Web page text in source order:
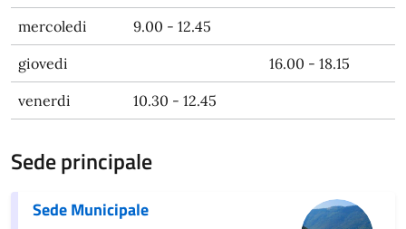
mercoledi 9.00 - 12.45
giovedi 16.00 - 18.15
venerdi 10.30 - 12.45
Sede principale
Sede Municipale